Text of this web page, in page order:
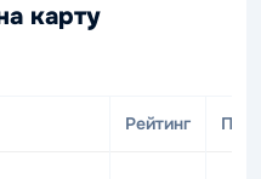
карту
Рейтинг ПСК